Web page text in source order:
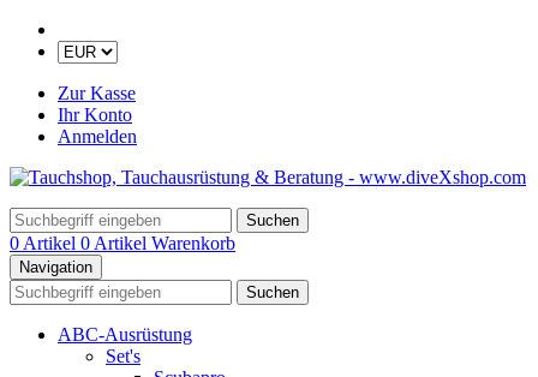
Zur Kasse
Ihr Konto
Anmelden
Suchen
0 Artikel 0 Artikel Warenkorb
Navigation
Suchen
ABC-Ausrüstung
Set's